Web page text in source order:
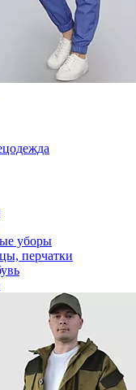
уборы
перчатки